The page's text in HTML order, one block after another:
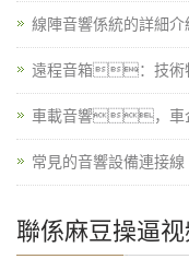
線陣音響係統的詳細介
遠程音箱：技
車載音響，車
常見的音響設備連接線
聯係麻豆操逼视